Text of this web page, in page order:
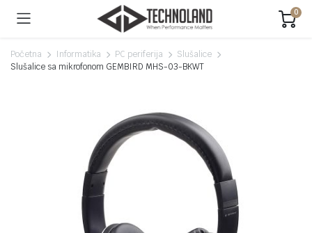
0
Početna Informatika PC periferija
Slušalice
Slušalice sa mikrofonom GEMBIRD MHS-03-BKWT